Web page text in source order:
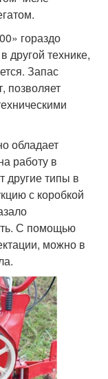
гораздо
другой технике,
Запас
позволяет
обладает
работу в
другие типы в
с коробкой
С помощью
можно в